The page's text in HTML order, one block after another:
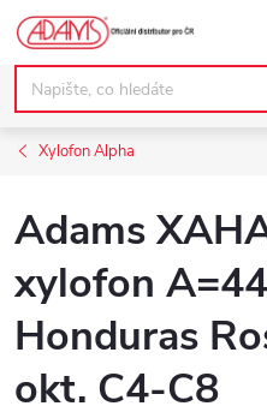
Přejít
obsah
Xylofon Alpha
Adams
xylofon
Honduras
okt. C4-C8